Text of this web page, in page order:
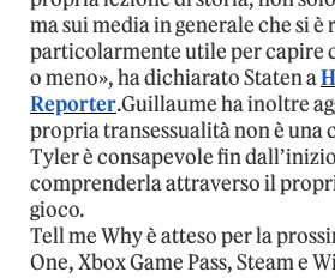
ma sui media in generale che si è
particolarmente utile per capire
o meno», ha dichiarato Staten a
Reporter.Guillaume ha inoltre
propria transessualità non è una
Tyler è consapevole fin
comprenderla attraverso il
gioco.
Tell me Why è atteso per la
One, Xbox Game Pass, Steam e